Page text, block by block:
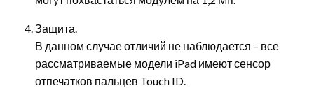
Защита.
В данном случае отличий не наблюдается – все
рассматриваемые модели iPad имеют сенсор
отпечатков пальцев Touch ID.